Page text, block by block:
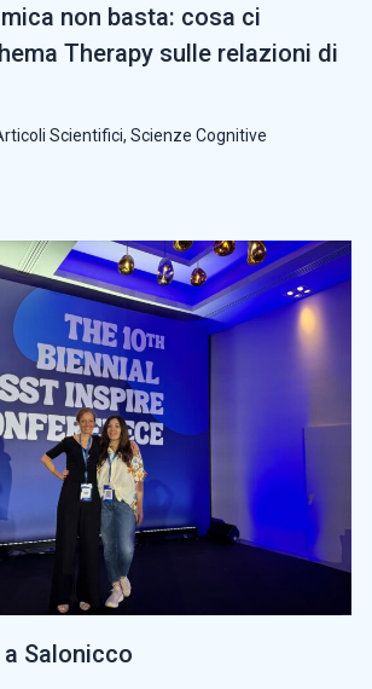
non basta: cosa ci
Therapy sulle relazioni di
Scientifici, Scienze Cognitive
a Salonicco